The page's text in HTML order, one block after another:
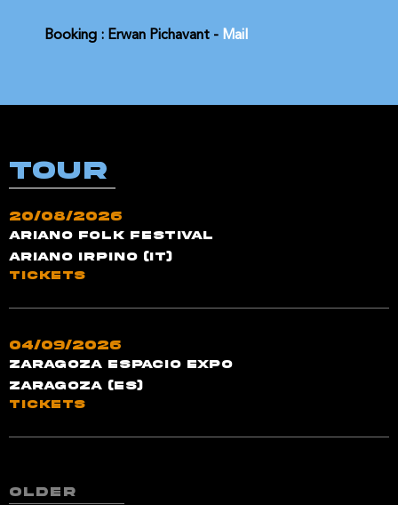
Booking : Erwan Pichavant - Mail
TOUR
20/08/2026
Ariano Folk Festival
Ariano Irpino (IT)
TICKETS
04/09/2026
Zaragoza Espacio Expo
Zaragoza (ES)
TICKETS
older